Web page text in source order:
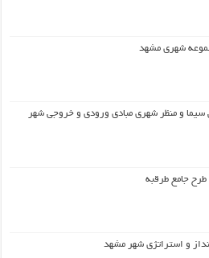
شهری مشهد
سیما و منظر شهری مبادی ورودی و خروجی شهر
طرح جامع طرقبه
و استراتژی شهر مشهد